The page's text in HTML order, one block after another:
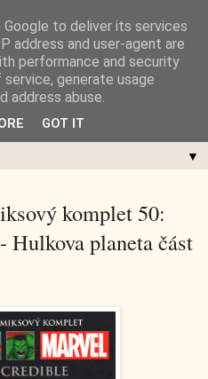
▼
komplet 50:
planeta část
to deliver its services
address and user-agent are
performance and security
generate usage
address abuse.
GOT IT